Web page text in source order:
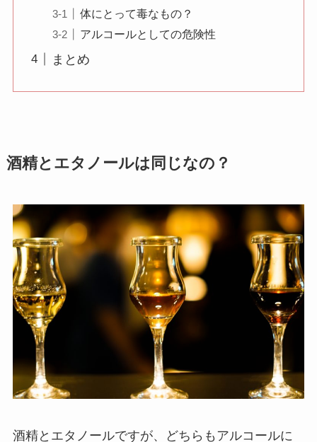
体にとって毒なもの？
アルコールとしての危険性
まとめ
酒精とエタノールは同じなの？
酒精とエタノールですが、どちらもアルコールに